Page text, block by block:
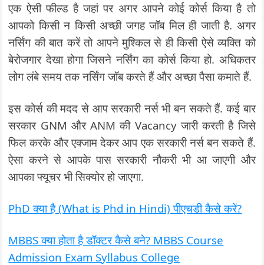
एक ऐसी फील्ड है जहां पर अगर आपने कोई कोर्स किया है तो
आपको किसी न किसी अच्छी जगह जॉब मिल ही जाती है. अगर
नर्सिंग की बात करें तो आपने मुश्किल से ही किसी ऐसे व्यक्ति को
बेरोजगार देखा होगा जिसने नर्सिंग का कोर्स किया हो. अधिकतर
लोग लंबे समय तक नर्सिंग जॉब करते हैं और अच्छा पैसा कमाते हैं.
इस कोर्स की मदद से आप सरकारी नर्स भी बन सकते हैं. कई बार
सरकार GNM और ANM की Vacancy जारी करती है जिसे
फिल करके और एक्जाम देकर आप एक सरकारी नर्स बन सकते हैं.
ऐसा करने से आपके पास सरकारी नौकरी भी आ जाएगी और
आपका फ्यूचर भी सिक्योर हो जाएगा.
PhD क्या है (What is Phd in Hindi) पीएचडी कैसे करें?
MBBS क्या होता है डॉक्टर कैसे बने? MBBS Course
Admission Exam Syllabus College